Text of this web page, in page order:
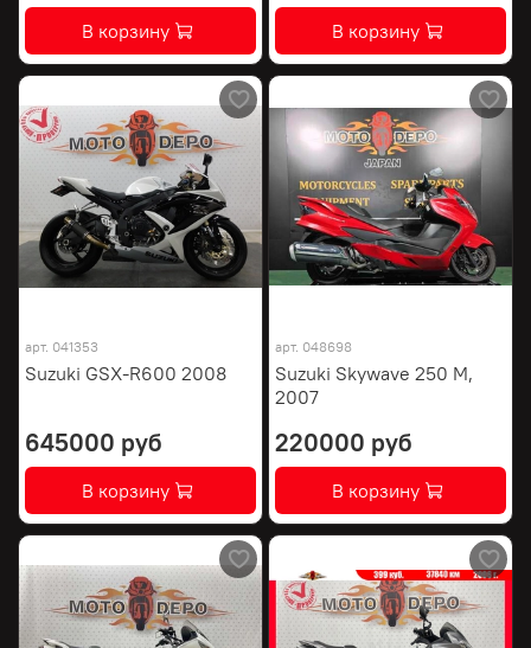
В корзину В корзину
арт. 041353
Suzuki GSX-R600 2008
645000 руб
В корзину
арт. 048698
Suzuki Skywave 250 M,
2007
220000 руб
В корзину